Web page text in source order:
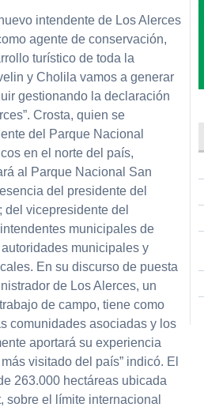
intendente de Los Alerces
agente de conservación,
turístico de toda la
y Cholila vamos a generar
gestionando la declaración
Crosta, quien se
del Parque Nacional
en el norte del país,
al Parque Nacional San
del presidente del
vicepresidente del
municipales de
municipales y
En su discurso de puesta
de Los Alerces, un
de campo, tiene como
comunidades asociadas y los
aportará su experiencia
visitado del país” indicó. El
263.000 hectáreas ubicada
el límite internacional